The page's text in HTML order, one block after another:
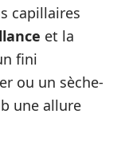
capillaires
et la
fini
ou un sèche-
une allure